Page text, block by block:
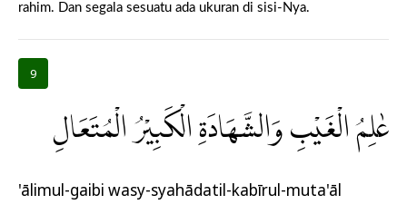
rahim. Dan segala sesuatu ada ukuran di sisi-Nya.
9
عٰلِمُ الْغَيْبِ وَالشَّهَادَةِ الْكَبِيْرُ الْمُتَعَالِ
'ālimul-gaibi wasy-syahādatil-kabīrul-muta'āl